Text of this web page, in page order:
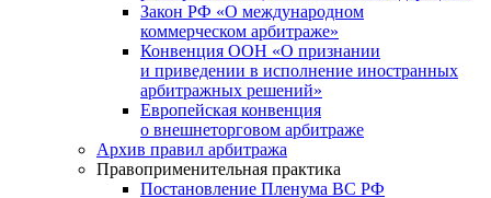
Закон РФ «О международном
коммерческом арбитраже»
Конвенция ООН «О признании
и приведении в исполнение иностранных
арбитражных решений»
Европейская конвенция
о внешнеторговом арбитраже
Архив правил арбитража
Правоприменительная практика
Постановление Пленума ВС РФ